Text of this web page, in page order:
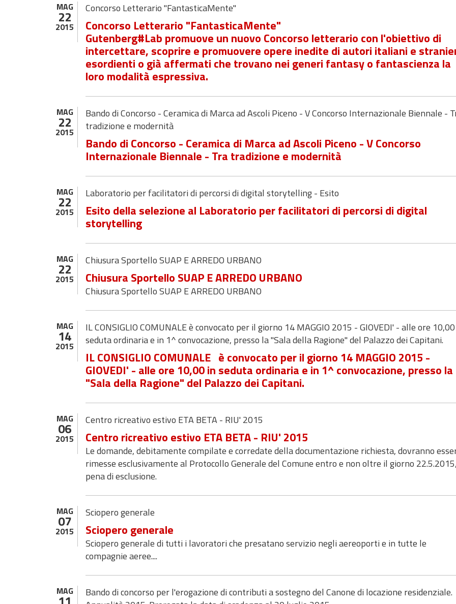
MAG
22
2015
Concorso Letterario "FantasticaMente"
Concorso Letterario "FantasticaMente"
Gutenberg#Lab promuove un nuovo Concorso letterario con l'obiettivo di
intercettare, scoprire e promuovere opere inedite di autori italiani e
esordienti o già affermati che trovano nei generi fantasy o fantascienza la
loro modalità espressiva.
MAG
22
2015
Bando di Concorso - Ceramica di Marca ad Ascoli Piceno - V Concorso Internazionale Biennale -
tradizione e modernità
Bando di Concorso - Ceramica di Marca ad Ascoli Piceno - V Concorso
Internazionale Biennale - Tra tradizione e modernità
MAG
22
2015
Laboratorio per facilitatori di percorsi di digital storytelling - Esito
Esito della selezione al Laboratorio per facilitatori di percorsi di digital
storytelling
MAG
22
2015
Chiusura Sportello SUAP E ARREDO URBANO
Chiusura Sportello SUAP E ARREDO URBANO
Chiusura Sportello SUAP E ARREDO URBANO
MAG
14
2015
IL CONSIGLIO COMUNALE è convocato per il giorno 14 MAGGIO 2015 - GIOVEDI' - alle ore
seduta ordinaria e in 1^ convocazione, presso la "Sala della Ragione" del Palazzo dei Capitani.
IL CONSIGLIO COMUNALE è convocato per il giorno 14 MAGGIO 2015 -
GIOVEDI' - alle ore 10,00 in seduta ordinaria e in 1^ convocazione, presso la
"Sala della Ragione" del Palazzo dei Capitani.
MAG
06
2015
Centro ricreativo estivo ETA BETA - RIU' 2015
Centro ricreativo estivo ETA BETA - RIU' 2015
Le domande, debitamente compilate e corredate della documentazione richiesta, dovranno
rimesse esclusivamente al Protocollo Generale del Comune entro e non oltre il giorno
pena di esclusione.
MAG
07
2015
Sciopero generale
Sciopero generale
Sciopero generale di tutti i lavoratori che presatano servizio negli aereoporti e in tutte le
compagnie aeree....
MAG
Bando di concorso per l'erogazione di contributi a sostegno del Canone di locazione residenziale.